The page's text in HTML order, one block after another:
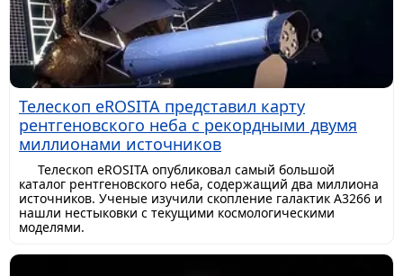
Телескоп eROSITA представил карту
рентгеновского неба с рекордными двумя
миллионами источников
Телескоп eROSITA опубликовал самый большой
каталог рентгеновского неба, содержащий два миллиона
источников. Ученые изучили скопление галактик A3266 и
нашли нестыковки с текущими космологическими
моделями.